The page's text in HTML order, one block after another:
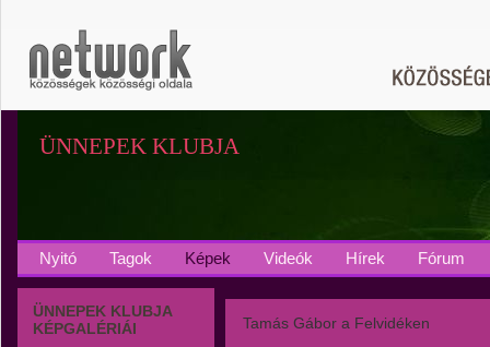
ÜNNEPEK KLUBJA
Nyitó Tagok Képek Videók Hírek Fórum
ÜNNEPEK KLUBJA
KÉPGALÉRIÁI
Tamás Gábor a Felvidéken